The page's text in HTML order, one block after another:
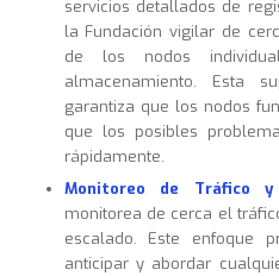
servicios detallados de
la Fundación vigilar de
de los nodos
almacenamiento. Esta
garantiza que los nodos
que los posibles
rápidamente.
Monitoreo de Tráfico y
monitorea de cerca el
escalado. Este enfoque
anticipar y abordar